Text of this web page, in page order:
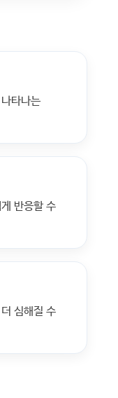
타나는
반응할 수
심해질 수